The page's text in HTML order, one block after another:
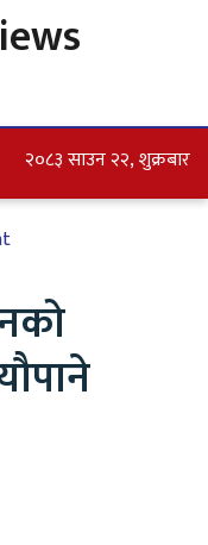
२०८३ साउन २२, शुक्रबार